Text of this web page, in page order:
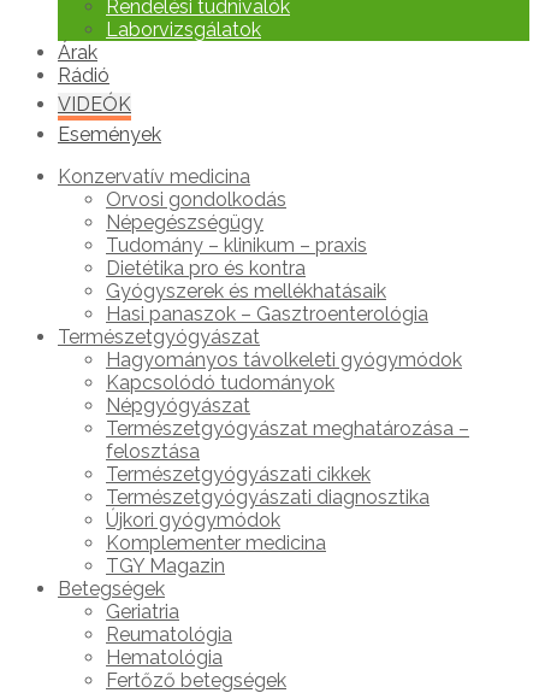
Rendelési tudnivalók
Laborvizsgálatok
Árak
Rádió
VIDEÓK
Események
Konzervatív medicina
Orvosi gondolkodás
Népegészségügy
Tudomány – klinikum – praxis
Dietétika pro és kontra
Gyógyszerek és mellékhatásaik
Hasi panaszok – Gasztroenterológia
Természetgyógyászat
Hagyományos távolkeleti gyógymódok
Kapcsolódó tudományok
Népgyógyászat
Természetgyógyászat meghatározása –
felosztása
Természetgyógyászati cikkek
Természetgyógyászati diagnosztika
Újkori gyógymódok
Komplementer medicina
TGY Magazin
Betegségek
Geriatria
Reumatológia
Hematológia
Fertőző betegségek